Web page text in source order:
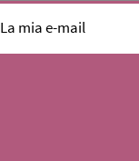
La mia e-mail